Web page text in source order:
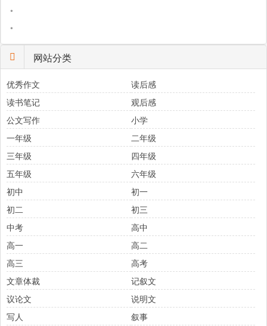
•
•
网站分类
优秀作文
读后感
读书笔记
观后感
公文写作
小学
一年级
二年级
三年级
四年级
五年级
六年级
初中
初一
初二
初三
中考
高中
高一
高二
高三
高考
文章体裁
记叙文
议论文
说明文
写人
叙事